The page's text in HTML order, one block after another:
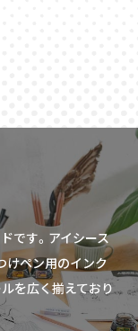
です。アイシース
けペン用のインク
を広く揃えており